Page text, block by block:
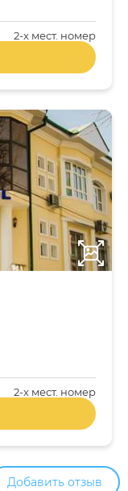
2-x мест. номер
2-x мест. номер
Добавить отзыв